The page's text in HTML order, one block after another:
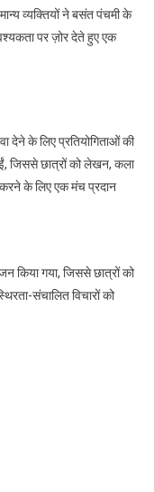
व्यक्तियों ने बसंत पंचमी के
पर ज़ोर देते हुए एक
देने के लिए प्रतियोगिताओं की
जिससे छात्रों को लेखन, कला
के लिए एक मंच प्रदान
किया गया, जिससे छात्रों को
संचालित विचारों को